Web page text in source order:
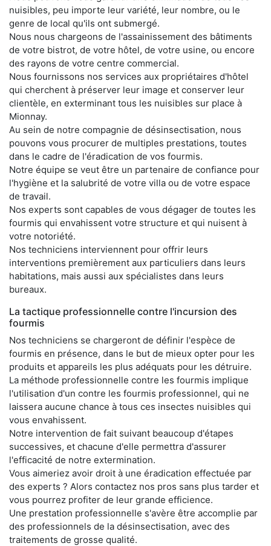
nuisibles, peu importe leur variété, leur nombre, ou le
genre de local qu'ils ont submergé.
Nous nous chargeons de l'assainissement des bâtiments
de votre bistrot, de votre hôtel, de votre usine, ou encore
des rayons de votre centre commercial.
Nous fournissons nos services aux propriétaires d'hôtel
qui cherchent à préserver leur image et conserver leur
clientèle, en exterminant tous les nuisibles sur place à
Mionnay.
Au sein de notre compagnie de désinsectisation, nous
pouvons vous procurer de multiples prestations, toutes
dans le cadre de l'éradication de vos fourmis.
Notre équipe se veut être un partenaire de confiance pour
l'hygiène et la salubrité de votre villa ou de votre espace
de travail.
Nos experts sont capables de vous dégager de toutes les
fourmis qui envahissent votre structure et qui nuisent à
votre notoriété.
Nos techniciens interviennent pour offrir leurs
interventions premièrement aux particuliers dans leurs
habitations, mais aussi aux spécialistes dans leurs
bureaux.
La tactique professionnelle contre l'incursion des
fourmis
Nos techniciens se chargeront de définir l'espèce de
fourmis en présence, dans le but de mieux opter pour les
produits et appareils les plus adéquats pour les détruire.
La méthode professionnelle contre les fourmis implique
l'utilisation d'un contre les fourmis professionnel, qui ne
laissera aucune chance à tous ces insectes nuisibles qui
vous envahissent.
Notre intervention de fait suivant beaucoup d'étapes
successives, et chacune d'elle permettra d'assurer
l'efficacité de notre extermination.
Vous aimeriez avoir droit à une éradication effectuée par
des experts ? Alors contactez nos pros sans plus tarder et
vous pourrez profiter de leur grande efficience.
Une prestation professionnelle s'avère être accomplie par
des professionnels de la désinsectisation, avec des
traitements de grosse qualité.